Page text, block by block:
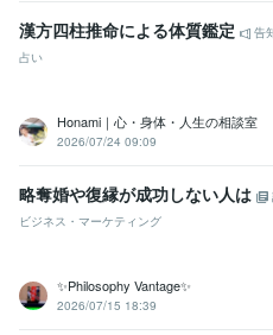
漢方四柱推命による体質鑑定
告
占い
Honami｜心・身体・人生の相談室
2026/07/24 09:09
略奪婚や復縁が成功しない人は
ビジネス・マーケティング
✨Philosophy Vantage✨
2026/07/15 18:39